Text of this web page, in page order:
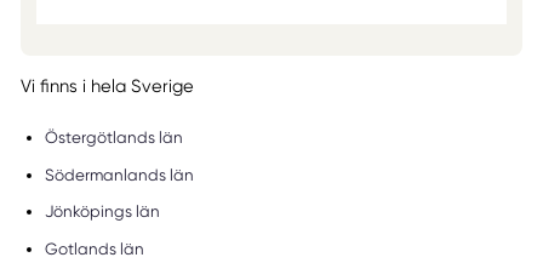
Vi finns i hela Sverige
Östergötlands län
Södermanlands län
Jönköpings län
Gotlands län